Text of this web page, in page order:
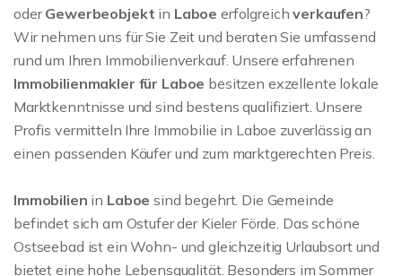
oderGewerbeobjekt in Laboe erfolgreichverkaufen?
Wir nehmen uns für Sie Zeit und beraten Sie umfassend
rund um Ihren Immobilienverkauf. Unsere erfahrenen
Immobilienmakler für Laboe besitzen exzellente lokale
Marktkenntnisse und sind bestens qualifiziert. Unsere
Profis vermitteln Ihre Immobilie in Laboe zuverlässig an
einen passenden Käufer und zum marktgerechten Preis.
Immobilien in Laboesind begehrt. Die Gemeinde
befindet sich am Ostufer der Kieler Förde. Das schöne
Ostseebad ist ein Wohn- und gleichzeitig Urlaubsort und
bietet eine hohe Lebensqualität. Besonders im Sommer